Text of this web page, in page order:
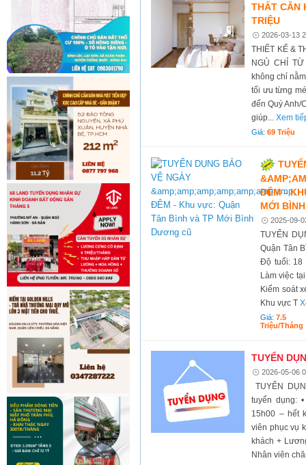
THẤT CĂN
TRIỆU
2026-03-13
THIẾT KẾ &
NGỦ CHỈ
không chỉ
tối ưu từng
đến Quý Anh/
giúp...Xem
Giá:69 Triệu
ĐÊM -
MỚI
2025-09-
TUYỂN
Quận Tân
Độ tuổi: 18
Làm việc
Kiểm soát
Khu vực T
Giá: 7.5
Triệu/tháng
TUYỂN
2026-05-06
TUYỂN
tuyển dụng:
15h00 – hết
viên phục vụ
khách +
Nhân viên